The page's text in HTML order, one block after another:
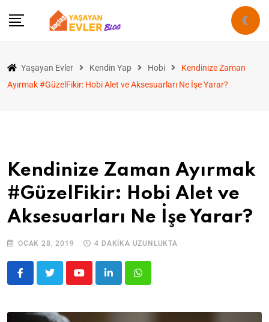
Yaşayan Evler Kendin Yap Hobi
Kendinize Zaman
Ayırmak #GüzelFikir: Hobi Alet ve Aksesuarları Ne İşe Yarar?
Kendinize Zaman Ayırmak
#GüzelFikir: Hobi Alet ve
Aksesuarları Ne İşe Yarar?
OCAK 28, 2019 4 DAKIKA UZUNLUKTA